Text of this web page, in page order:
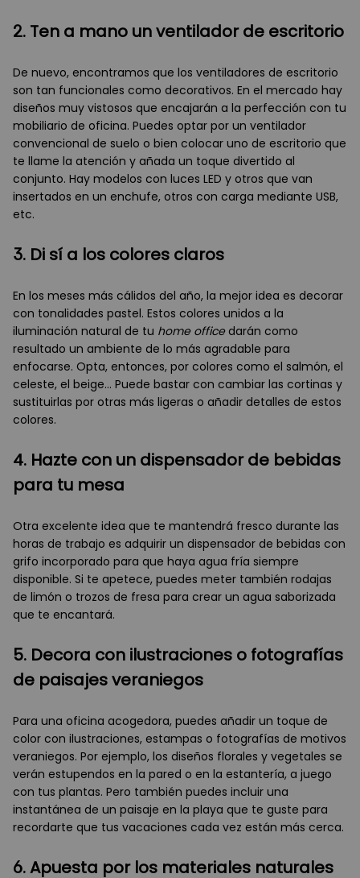
2. Ten a mano un ventilador de escritorio
De nuevo, encontramos que los ventiladores de escritorio
son tan funcionales como decorativos. En el mercado hay
diseños muy vistosos que encajarán a la perfección con tu
mobiliario de oficina. Puedes optar por un ventilador
convencional de suelo o bien colocar uno de escritorio que
te llame la atención y añada un toque divertido al
conjunto. Hay modelos con luces LED y otros que van
insertados en un enchufe, otros con carga mediante USB,
etc.
3. Di sí a los colores claros
En los meses más cálidos del año, la mejor idea es decorar
con tonalidades pastel. Estos colores unidos a la
iluminación natural de tu home officedarán como
resultado un ambiente de lo más agradable para
enfocarse. Opta, entonces, por colores como el salmón, el
celeste, el beige… Puede bastar con cambiar las cortinas y
sustituirlas por otras más ligeras o añadir detalles de estos
colores.
4. Hazte con un dispensador de bebidas
para tu mesa
Otra excelente idea que te mantendrá fresco durante las
horas de trabajo es adquirir un dispensador de bebidas con
grifo incorporado para que haya agua fría siempre
disponible. Si te apetece, puedes meter también rodajas
de limón o trozos de fresa para crear un agua saborizada
que te encantará.
5. Decora con ilustraciones o fotografías
de paisajes veraniegos
Para una oficina acogedora, puedes añadir un toque de
color con ilustraciones, estampas o fotografías de motivos
veraniegos. Por ejemplo, los diseños florales y vegetales se
verán estupendos en la pared o en la estantería, a juego
con tus plantas. Pero también puedes incluir una
instantánea de un paisaje en la playa que te guste para
recordarte que tus vacaciones cada vez están más cerca.
6. Apuesta por los materiales naturales